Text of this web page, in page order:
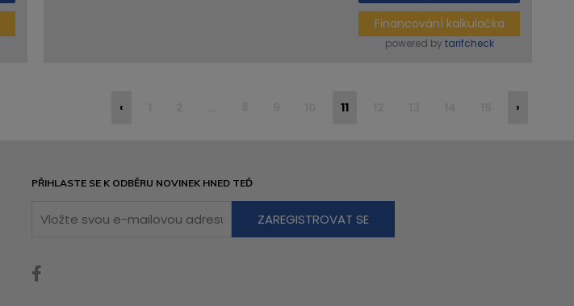
Financování kalkulačka
powered by tarifcheck
‹ 11 ›
PŘIHLASTE SE K ODBĚRU NOVINEK HNED TEĎ